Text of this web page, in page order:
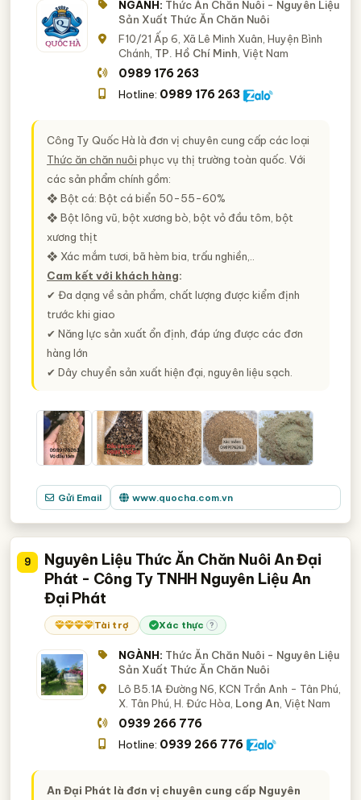
NGÀNH: Thức Ăn Chăn Nuôi - Nguyên Liệu
Sản Xuất Thức Ăn Chăn Nuôi
F10/21 Ấp 6, Xã Lê Minh Xuân, Huyện Bình
Chánh, TP. Hồ Chí Minh , Việt Nam
0989 176 263
Hotline: 0989 176 263
Công Ty Quốc Hà là đơn vị chuyên cung cấp các loại
Thức ăn chăn nuôi phục vụ thị trường toàn quốc. Với
các sản phẩm chính gồm:
❖ Bột cá: Bột cá biển 50-55-60%
❖ Bột lông vũ, bột xương bò, bột vỏ đầu tôm, bột
xương thịt
❖ Xác mắm tươi, bã hèm bia, trấu nghiền,..
Cam kết với khách hàng:
✔ Đa dạng về sản phẩm, chất lượng được kiểm định
trước khi giao
✔ Năng lực sản xuất ổn định, đáp ứng được các đơn
hàng lớn
✔ Dây chuyển sản xuất hiện đại, nguyên liệu sạch.
Gửi Email www.quocha.com.vn
9
Nguyên Liệu Thức Ăn Chăn Nuôi An Đại
Phát - Công Ty TNHH Nguyên Liệu An
Đại Phát
Tài trợ Xác thực ?
NGÀNH: Thức Ăn Chăn Nuôi - Nguyên Liệu
Sản Xuất Thức Ăn Chăn Nuôi
Lô B5.1A Đường N6, KCN Trần Anh - Tân Phú,
X. Tân Phú, H. Đức Hòa, Long An , Việt Nam
0939 266 776
Hotline: 0939 266 776
An Đại Phát là đơn vị chuyên cung cấp Nguyên